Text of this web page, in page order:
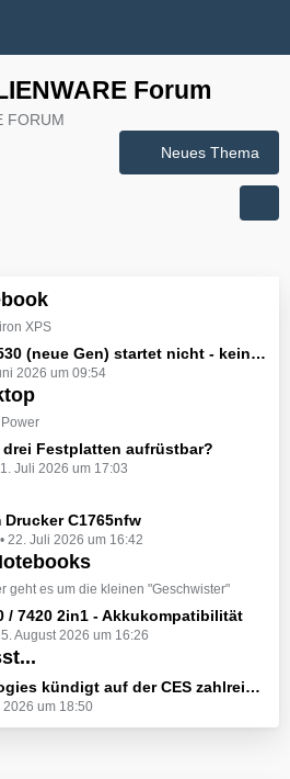
Forum
FORUM
Neues Thema
XPS
kein booten, kein Licht - nichts tut sich - hat jemand eine Idee wie man ihn zum Leben erwecken könnte?
2026 um 09:54
drei Festplatten aufrüstbar?
Juli 2026 um 17:03
Drucker C1765nfw
22. Juli 2026 um 16:42
geht es um die kleinen "Geschwister"
/ 7420 2in1 - Akkukompatibilität
5. August 2026 um 16:26
auf der CES zahlreiche Alienware-Neuheiten an
um 18:50